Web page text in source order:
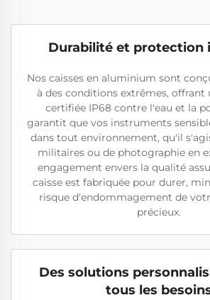
Durabilité et protection
Nos caisses en aluminium sont
à des conditions extrêmes,
certifiée IP68 contre l'eau et la
garantit que vos instruments
dans tout environnement, qu'il
militaires ou de photographie en
engagement envers la qualité
caisse est fabriquée pour durer,
risque d'endommagement de
précieux.
Des solutions
tous les